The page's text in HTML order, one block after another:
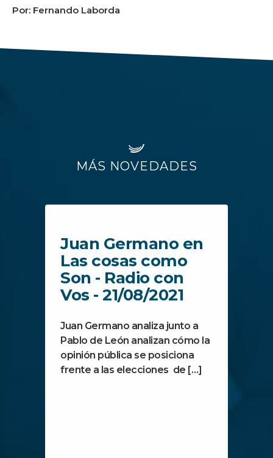
Por: Fernando Laborda
MÁS NOVEDADES
Juan Germano en
Las cosas como
Son - Radio con
Vos - 21/08/2021
Juan Germano analiza junto a
Pablo de León analizan cómo la
opinión pública se posiciona
frente a las elecciones de […]